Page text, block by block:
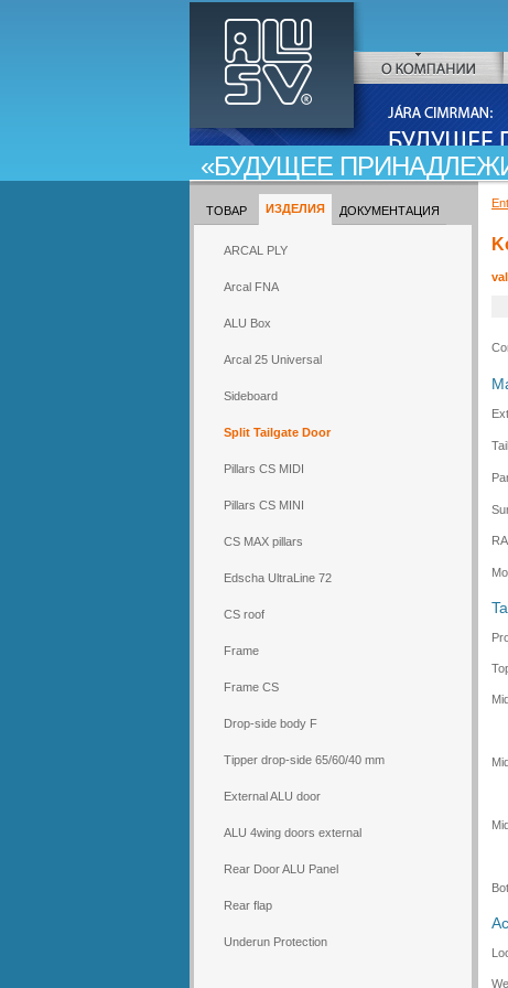
ALU-SV
О КОМПАНИИ
JARA CIMRMAN:
БУДУЩЕЕ
ТОВАР ИЗДЕЛИЯ
ARCAL PLY
Arcal FNA
ALU Box
Arcal 25 Universal
Sideboard
Split Tailgate Door
Pillars CS MIDI
Pillars CS MINI
CS MAX pillars
Edscha UltraLine 72
CS roof
Frame
Frame CS
Drop-side body F
Tipper drop-side 65/60/40 mm
External ALU door
ALU 4wing doors external
Rear Door ALU Panel
Rear flap
Underun Protection
ДОКУМЕНТАЦИЯ